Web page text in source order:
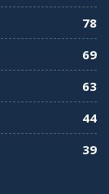
78
69
63
44
39